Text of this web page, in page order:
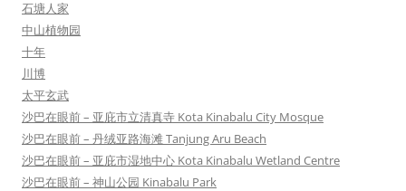
石塘人家
中山植物园
十年
川博
太平玄武
沙巴在眼前 – 亚庇市立清真寺 Kota Kinabalu City Mosque
沙巴在眼前 – 丹绒亚路海滩 Tanjung Aru Beach
沙巴在眼前 – 亚庇市湿地中心 Kota Kinabalu Wetland Centre
沙巴在眼前 – 神山公园 Kinabalu Park